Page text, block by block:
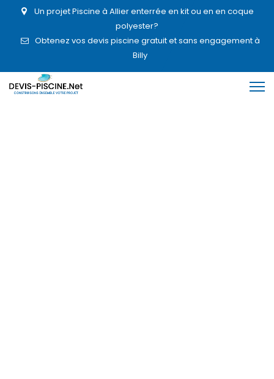
Un projet Piscine à Allier enterrée en kit ou en en coque
polyester?
Obtenez vos devis piscine gratuit et sans engagement à
Billy